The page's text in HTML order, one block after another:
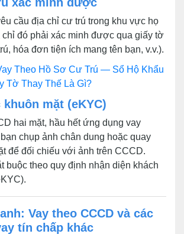
cầu địa chỉ cư trú trong khu vực họ
chỉ đó phải xác minh được qua giấy tờ
hóa đơn tiện ích mang tên bạn, v.v.).
Theo Hồ Sơ Cư Trú — Sổ Hộ Khẩu
Tờ Thay Thế Là Gì?
mặt (eKYC)
hai mặt, hầu hết ứng dụng vay
chụp ảnh chân dung hoặc quay
để đối chiếu với ảnh trên CCCD.
buộc theo quy định nhận diện khách
Vay theo CCCD và các
tín chấp khác